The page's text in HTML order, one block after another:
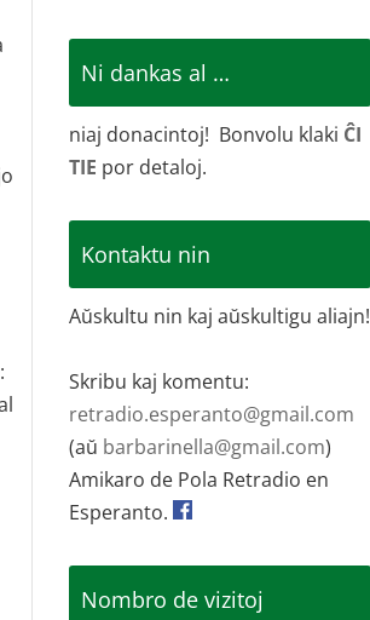
Ni dankas al …
niaj donacintoj! Bonvolu klaki ĈI
TIE por detaloj.
Kontaktu nin
Aŭskultu nin kaj aŭskultigu aliajn!
Skribu kaj komentu:
retradio.esperanto@gmail.com
(aŭ barbarinella@gmail.com)
Amikaro de Pola Retradio en
Esperanto.
Nombro de vizitoj